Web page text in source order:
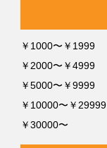
￥1000〜￥1999
￥2000〜￥4999
￥5000〜￥9999
￥10000〜￥29999
￥30000〜